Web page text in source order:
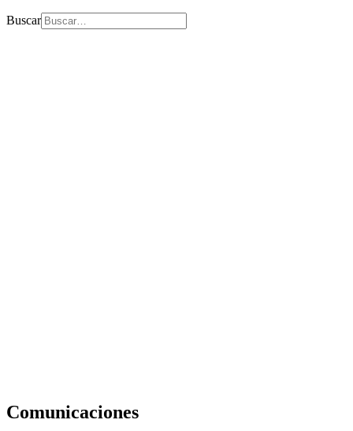
Buscar
Comunicaciones